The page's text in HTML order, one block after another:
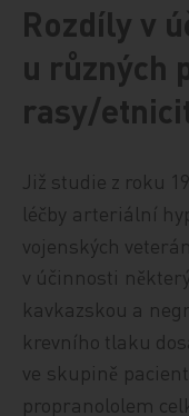
Rozdíly v
u různých
rasy/
Již studie z roku
léč by arteriální
vojenských
v účinnosti ně
kavkazskou a
krevního tlaku
ve skupině pacient
propranololem